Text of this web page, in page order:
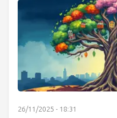
26/11/2025 - 18:31